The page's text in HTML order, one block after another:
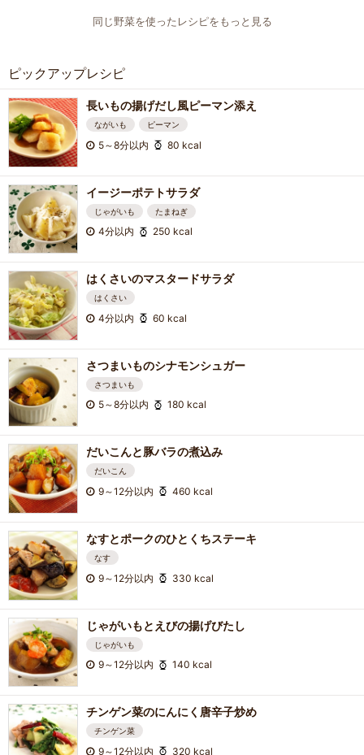
同じ野菜を使ったレシピをもっと見る
ピックアップレシピ
長いもの揚げだし風ピーマン添え
ながいも ピーマン
5～8分以内 80 kcal
イージーポテトサラダ
じゃがいも たまねぎ
4分以内 250 kcal
はくさいのマスタードサラダ
はくさい
4分以内 60 kcal
さつまいものシナモンシュガー
さつまいも
5～8分以内 180 kcal
だいこんと豚バラの煮込み
だいこん
9～12分以内 460 kcal
なすとポークのひとくちステーキ
なす
9～12分以内 330 kcal
じゃがいもとえびの揚げびたし
じゃがいも
9～12分以内 140 kcal
チンゲン菜のにんにく唐辛子炒め
チンゲン菜
9～12分以内 320 kcal